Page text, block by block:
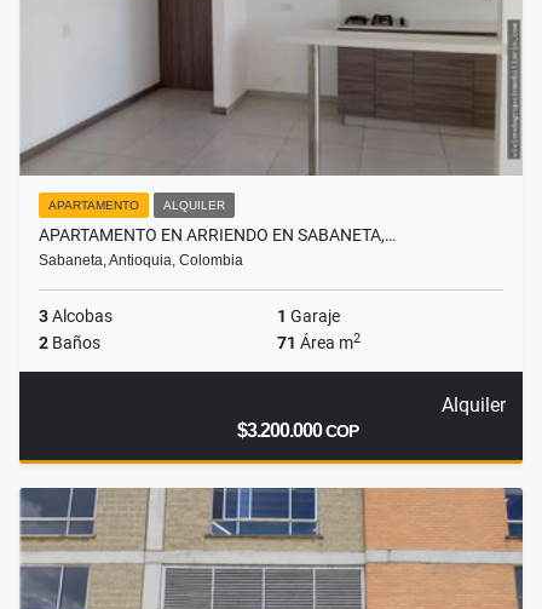
APARTAMENTO ALQUILER
APARTAMENTO EN ARRIENDO EN SABANETA,…
Sabaneta, Antioquia, Colombia
3Alcobas 1 Garaje
2 Baños 71 Área m2
Alquiler
$3.200.000COP